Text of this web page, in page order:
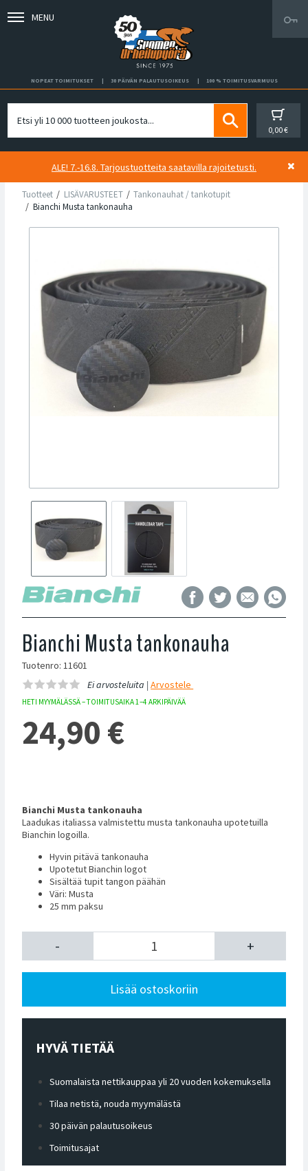
MENU
NOPEAT TOIMITUKSET 30 PÄIVÄN PALAUTUSOIKEUS 100 % TOIMITUSVARMUUS
0,00 €
ALE! 7.-16.8. Tarjoustuotteita saatavilla rajoitetusti.
Tuotteet LISÄVARUSTEET
Tankonauhat / tankotupit
Bianchi Musta tankonauha
Bianchi Musta tankonauha
Tuotenro: 11601
Ei arvosteluita |Arvostele
HETI MYYMÄLÄSSÄ – TOIMITUSAIKA 1–4 ARKIPÄIVÄÄ
24,90 €
Bianchi Musta tankonauha
Laadukas italiassa valmistettu musta tankonauha upotetuilla
Bianchin logoilla.
Hyvin pitävä tankonauha
Upotetut Bianchin logot
Sisältää tupit tangon päähän
Väri: Musta
25 mm paksu
- +
Lisää ostoskoriin
HYVÄ TIETÄÄ
Suomalaista nettikauppaa yli 20 vuoden kokemuksella
Tilaa netistä, nouda myymälästä
30 päivän palautusoikeus
Toimitusajat